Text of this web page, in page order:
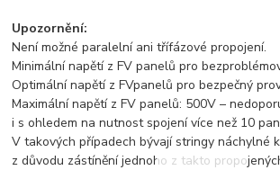
Upozornění:
Není možné paralelní ani třífázové propojení.
Minimální napětí z FV panelů pro
Optimální napětí z FVpanelů pro bezpečný
Maximální napětí z FV panelů: 500V –
i s ohledem na nutnost spojení více než 10
V takových případech bývají stringy náchylné
z důvodu zástínění jednoho z takto